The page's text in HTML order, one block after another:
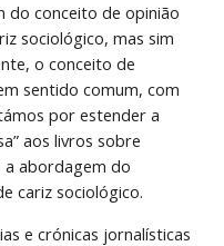
do conceito de opinião
sociológico, mas sim
o conceito de
sentido comum, com
por estender a
aos livros sobre
a abordagem do
cariz sociológico.
e crónicas jornalísticas